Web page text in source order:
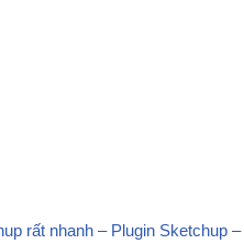
rất nhanh – Plugin Sketchup –